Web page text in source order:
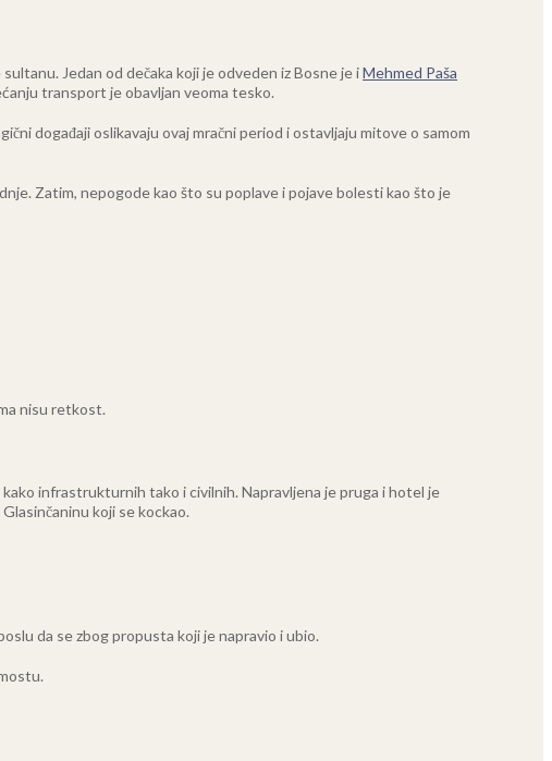
Jedan od dečaka koji je odveden iz Bosne je iMehmed Paša
transport je obavljan veoma tesko.
događaji oslikavaju ovaj mračni period i ostavljaju mitove o samom
Zatim, nepogode kao što su poplave i pojave bolesti kao što je
nisu retkost.
infrastrukturnih tako i civilnih. Napravljena je pruga i hotel je
koji se kockao.
da se zbog propusta koji je napravio i ubio.